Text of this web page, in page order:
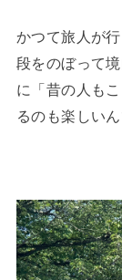
かつて旅人が
段をのぼって
に「昔の人も
るのも楽しいん